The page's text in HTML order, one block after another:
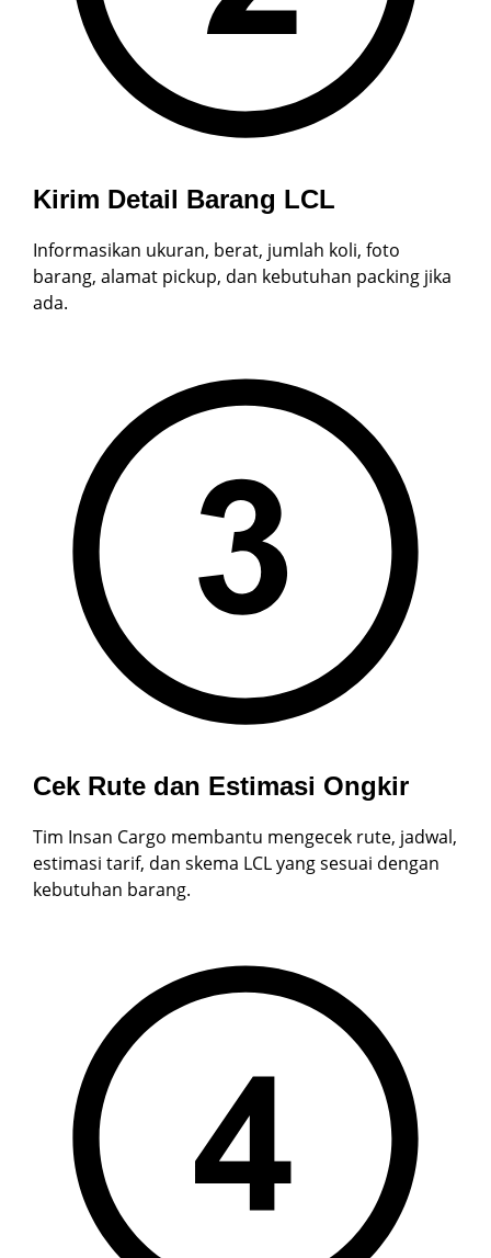
Kirim Detail Barang LCL
Informasikan ukuran, berat, jumlah koli, foto
barang, alamat pickup, dan kebutuhan packing jika
ada.
Cek Rute dan Estimasi Ongkir
Tim Insan Cargo membantu mengecek rute, jadwal,
estimasi tarif, dan skema LCL yang sesuai dengan
kebutuhan barang.